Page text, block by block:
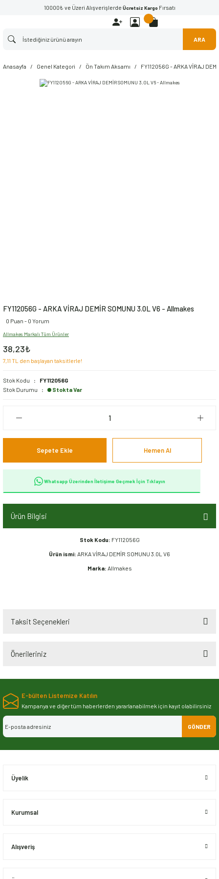
10000₺ ve Üzeri Alışverişlerde Ücretsiz Kargo Fırsatı
ARA
Anasayfa Genel Kategori Ön Takım Aksamı FY112056G - ARKA VİRAJ
FY112056G - ARKA VİRAJ DEMİR SOMUNU 3.0L V6 - Allmakes
0 Puan - 0 Yorum
Allmakes Markalı Tüm Ürünler
38,23₺
7,11 TL den başlayan taksitlerle!
Stok Kodu
FY112056G
Stok Durumu
Stokta Var
Sepete Ekle Hemen Al
Whatsapp Üzerinden İletişime Geçmek İçin Tıklayın
Ürün Bilgisi
Stok Kodu: FY112056G
Ürün ismi: ARKA VİRAJ DEMİR SOMUNU 3.0L V6
Marka: Allmakes
Taksit Seçenekleri
Önerileriniz
Bu ürünün fiyat bilgisi, resim, ürün açıklamalarında ve diğer konularda
iletebilirsiniz.
Görüş ve önerileriniz için teşekkür ederiz.
Ürün resmi kalitesiz, bozuk veya görüntülenemiyor.
E-bülten Listemize Katılın
Kampanya ve diğer tüm haberlerden yararlanabilmek için kayıt olabilirsiniz
GÖNDER
Üyelik
Kurumsal
Alışveriş